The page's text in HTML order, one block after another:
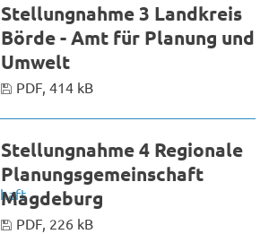
Stellungnahme 3 Landkreis
Börde - Amt für Planung und
Umwelt
PDF, 414 kB
Stellungnahme 4 Regionale
Planungsgemeinschaft
Magdeburg
PDF, 226 kB